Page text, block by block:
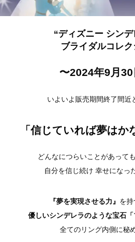
“ディズニー シン
ブライダルコレク
〜2024年9月
いよいよ販売期間終了間近
「信じていれば夢はか
どんなにつらいことがあって
自分を信じ続け 幸せになっ
『夢を実現させる力』 を
優しいシンデレラのような宝石「
全てのリング内側に秘